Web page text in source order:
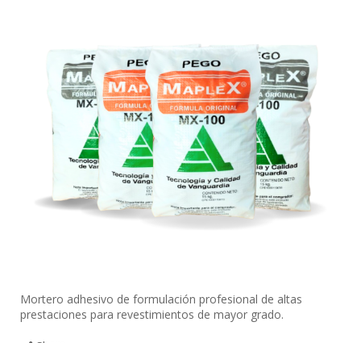
Mortero adhesivo de formulación profesional de altas
prestaciones para revestimientos de mayor grado.